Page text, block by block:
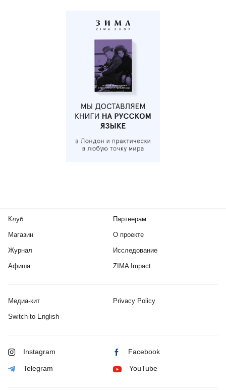
Клуб
Магазин
Журнал
Афиша
Партнерам
О проекте
Исследование
ZIMA Impact
Медиа-кит Privacy Policy
Switch to English
Instagram Facebook
Telegram YouTube